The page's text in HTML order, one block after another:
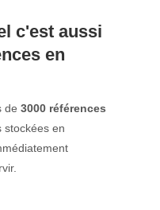
c'est aussi
en
de3000 références
stockées en